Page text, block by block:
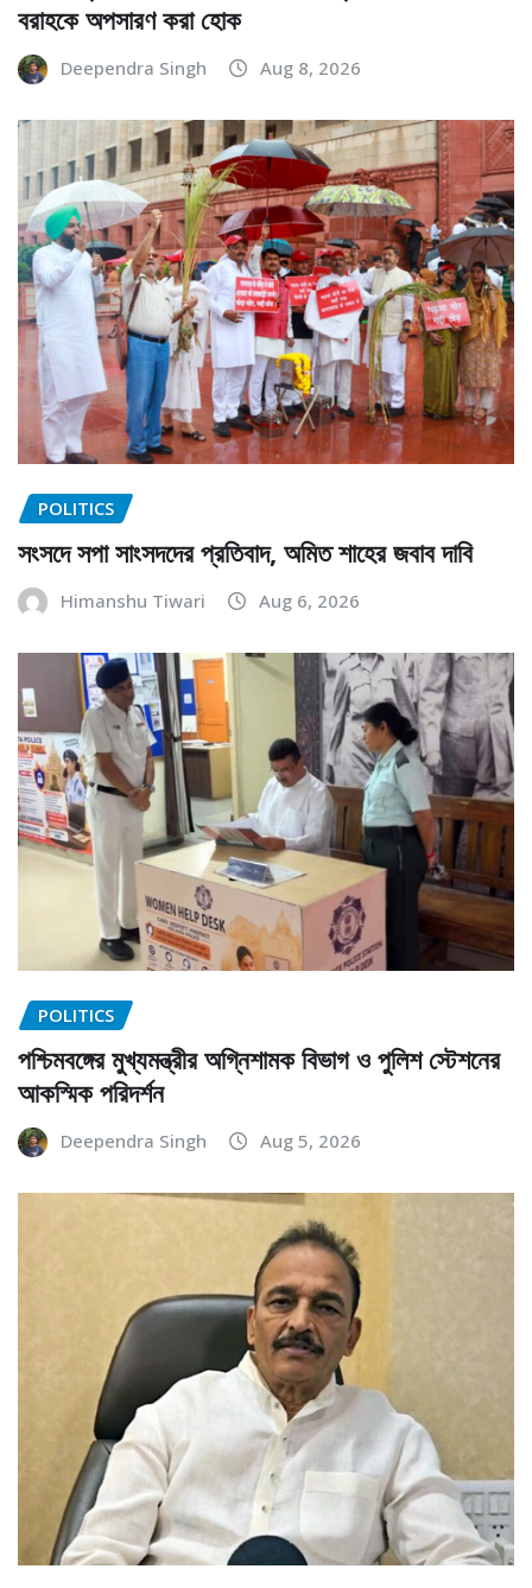
বরাহকে অপসারণ করা হোক
Deependra Singh Aug 8, 2026
POLITICS
সংসদে সপা সাংসদদের প্রতিবাদ, অমিত শাহের জবাব দাবি
Himanshu Tiwari Aug 6, 2026
POLITICS
পশ্চিমবঙ্গের মুখ্যমন্ত্রীর অগ্নিশামক বিভাগ ও পুলিশ স্টেশনের
আকস্মিক পরিদর্শন
Deependra Singh Aug 5, 2026